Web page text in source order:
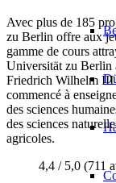
Avec plus de 185
zu Berlin offre aux
gamme de cours
Universität zu Berlin
Friedrich Wilhelm III
commencé à
des sciences
des sciences
agricoles.
4,4 / 5,0 (711